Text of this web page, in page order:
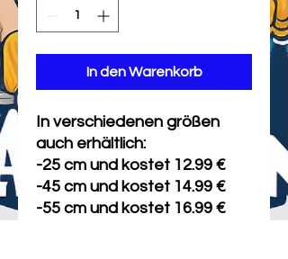
In den Warenkorb
In verschiedenen größen
auch erhältlich:
-25 cm und kostet 12.99 €
-45 cm und kostet 14.99 €
-55 cm und kostet 16.99 €